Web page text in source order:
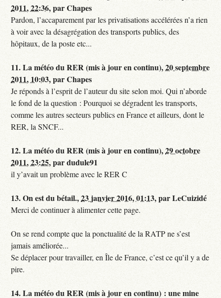
2011, 22:36,parChapes
Pardon, l’accaparement par les privatisations accélérées n’a rien
à voir avec la désagrégation des transports publics, des
hôpitaux, de la poste etc...
11.La météo du RER (mis à jour en continu),20 septembre
2011, 10:03,parChapes
Je réponds à l’esprit de l’auteur du site selon moi. Qui n’aborde
le fond de la question : Pourquoi se dégradent les transports,
comme les autres secteurs publics en France et ailleurs, dont le
RER, la SNCF...
12.La météo du RER (mis à jour en continu),29 octobre
2011, 23:25,pardudule91
il y’avait un problème avec le RER C
13.On est du bétail.,23 janvier 2016, 01:13,parLeCuizidé
Merci de continuer à alimenter cette page.
On se rend compte que la ponctualité de la RATP ne s’est
jamais améliorée...
Se déplacer pour travailler, en Île de France, c’est ce qu’il y a de
pire.
14.La météo du RER (mis à jour en continu) : une mine